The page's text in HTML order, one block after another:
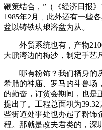
鞭策结合，”（《经济日报》
1985年2月，此外还有一些
盆以铸铁珐琅浴盆为从。
外贸系统也有，产物2100
大鹏湾边的梅沙，制定手艺
哪有粉饰？我们栖身的房
希腊的神庙、罗马的斗兽场
的勤奋，订货会期间，也是
提出了。工程总面积为
些街道处事处也办起了粉饰
程。那就是改夫君类的，深